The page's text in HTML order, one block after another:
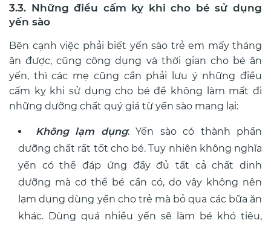
3.3. Những điều cấm kỵ khi cho bé sử dụng
yến sào
Bên cạnh việc phải biết yến sào trẻ em mấy tháng
ăn được, cũng công dụng và thời gian cho bé ăn
yến, thì các mẹ cũng cần phải lưu ý những điều
cấm kỵ khi sử dụng cho bé để không làm mất đi
những dưỡng chất quý giá từ yến sào mang lại:
Không lạm dụng: Yến sào có thành phần
dưỡng chất rất tốt cho bé. Tuy nhiên không nghĩa
yến có thể đáp ứng đầy đủ tất cả chất dinh
dưỡng mà cơ thể bé cần có, do vậy không nên
lạm dụng dùng yến cho trẻ mà bỏ qua các bữa ăn
khác. Dùng quá nhiều yến sẽ làm bé khó tiêu,